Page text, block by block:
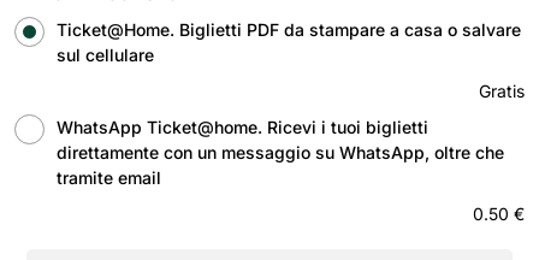
Ticket@Home. Biglietti PDF da stampare a casa o salvare
sul cellulare
Gratis
WhatsApp Ticket@home. Ricevi i tuoi biglietti
direttamente con un messaggio su WhatsApp, oltre che
tramite email
0.50 €